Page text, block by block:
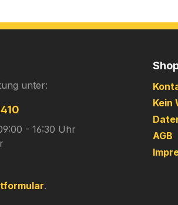
unter:
- 16:30 Uhr
.
Kein
AGB